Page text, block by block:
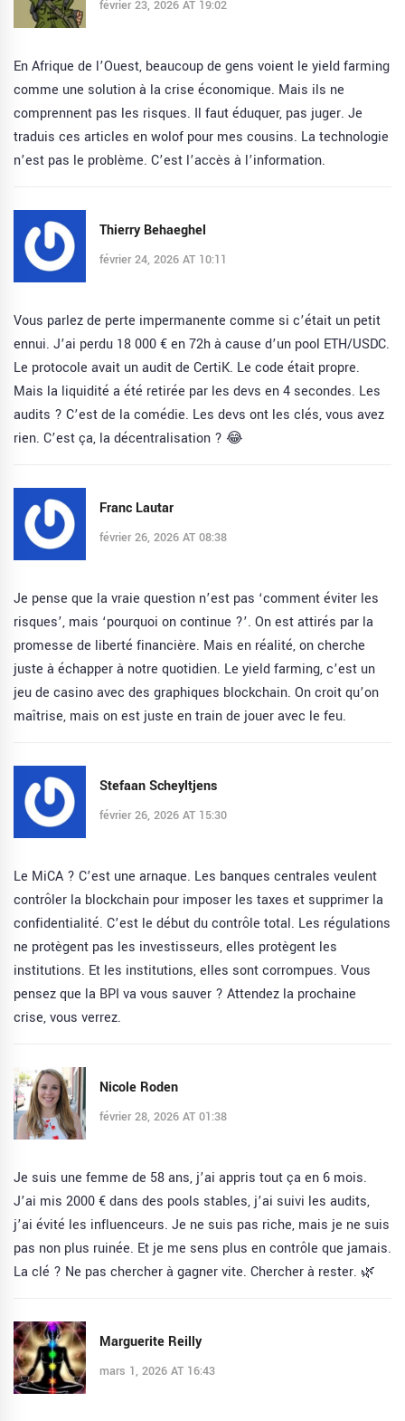
février 23, 2026 AT 19:02
En Afrique de l’Ouest, beaucoup de gens voient le yield farming
comme une solution à la crise économique. Mais ils ne
comprennent pas les risques. Il faut éduquer, pas juger. Je
traduis ces articles en wolof pour mes cousins. La technologie
n’est pas le problème. C’est l’accès à l’information.
Thierry Behaeghel
février 24, 2026 AT 10:11
Vous parlez de perte impermanente comme si c’était un petit
ennui. J’ai perdu 18 000 € en 72h à cause d’un pool ETH/USDC.
Le protocole avait un audit de CertiK. Le code était propre.
Mais la liquidité a été retirée par les devs en 4 secondes. Les
audits ? C’est de la comédie. Les devs ont les clés, vous avez
rien. C’est ça, la décentralisation ? 😂
Franc Lautar
février 26, 2026 AT 08:38
Je pense que la vraie question n’est pas ‘comment éviter les
risques’, mais ‘pourquoi on continue ?’. On est attirés par la
promesse de liberté financière. Mais en réalité, on cherche
juste à échapper à notre quotidien. Le yield farming, c’est un
jeu de casino avec des graphiques blockchain. On croit qu’on
maîtrise, mais on est juste en train de jouer avec le feu.
Stefaan Scheyltjens
février 26, 2026 AT 15:30
Le MiCA ? C’est une arnaque. Les banques centrales veulent
contrôler la blockchain pour imposer les taxes et supprimer la
confidentialité. C’est le début du contrôle total. Les régulations
ne protègent pas les investisseurs, elles protègent les
institutions. Et les institutions, elles sont corrompues. Vous
pensez que la BPI va vous sauver ? Attendez la prochaine
crise, vous verrez.
Nicole Roden
février 28, 2026 AT 01:38
Je suis une femme de 58 ans, j’ai appris tout ça en 6 mois.
J’ai mis 2000 € dans des pools stables, j’ai suivi les audits,
j’ai évité les influenceurs. Je ne suis pas riche, mais je ne suis
pas non plus ruinée. Et je me sens plus en contrôle que jamais.
La clé ? Ne pas chercher à gagner vite. Chercher à rester. 🌿
Marguerite Reilly
mars 1, 2026 AT 16:43